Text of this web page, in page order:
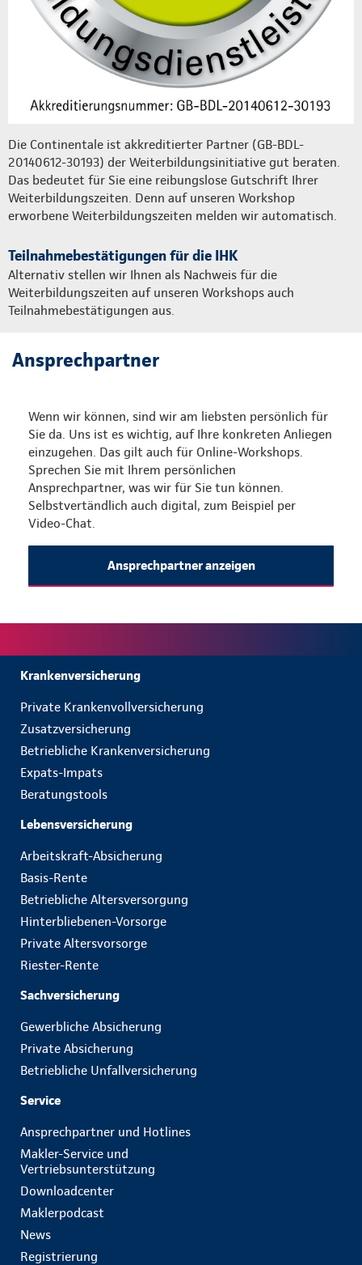
Die Continentale ist akkreditierter Partner (GB-BDL-
20140612-30193) der Weiterbildungsinitiative gut beraten.
Das bedeutet für Sie eine reibungslose Gutschrift Ihrer
Weiterbildungszeiten. Denn auf unseren Workshop
erworbene Weiterbildungszeiten melden wir automatisch.
Teilnahmebestätigungen für die IHK
Alternativ stellen wir Ihnen als Nachweis für die
Weiterbildungszeiten auf unseren Workshops auch
Teilnahmebestätigungen aus.
Ansprechpartner
Wenn wir können, sind wir am liebsten persönlich für
Sie da. Uns ist es wichtig, auf Ihre konkreten Anliegen
einzugehen. Das gilt auch für Online-Workshops.
Sprechen Sie mit Ihrem persönlichen
Ansprechpartner, was wir für Sie tun können.
Selbstvertändlich auch digital, zum Beispiel per
Video-Chat.
Ansprechpartner anzeigen
Krankenversicherung
Private Krankenvollversicherung
Zusatzversicherung
Betriebliche Krankenversicherung
Expats-Impats
Beratungstools
Lebensversicherung
Arbeitskraft-Absicherung
Basis-Rente
Betriebliche Altersversorgung
Hinterbliebenen-Vorsorge
Private Altersvorsorge
Riester-Rente
Sachversicherung
Gewerbliche Absicherung
Private Absicherung
Betriebliche Unfallversicherung
Service
Ansprechpartner und Hotlines
Makler-Service und
Vertriebsunterstützung
Downloadcenter
Maklerpodcast
News
Registrierung